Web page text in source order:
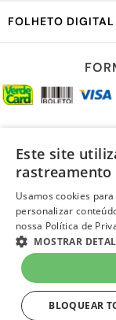
R$ 104,99 à
até 3x de R$
no Cartão Quero-
FOLHETO DIGITAL
Este site
rastreamento
Usamos cookies
personalizar
nossa Política de
MOSTRAR
BLOQUEAR